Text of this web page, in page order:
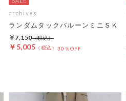
archives
ランダムタックバルーンミニＳＫ
￥5,005 30％OFF
￥7,150